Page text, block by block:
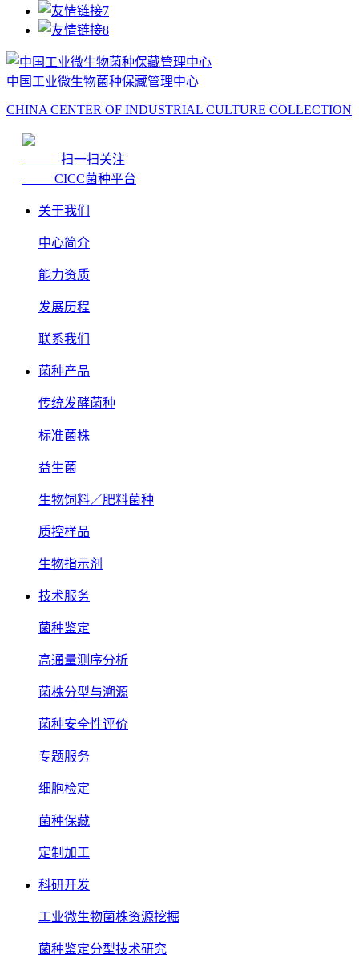
中国工业微生物菌种保藏管理中心
CHINA CENTER OF INDUSTRIAL CULTURE COLLECTION
扫一扫关注
CICC菌种平台
关于我们
中心简介
能力资质
发展历程
联系我们
菌种产品
传统发酵菌种
标准菌株
益生菌
生物饲料／肥料菌种
质控样品
生物指示剂
技术服务
菌种鉴定
高通量测序分析
菌株分型与溯源
菌种安全性评价
专题服务
细胞检定
菌种保藏
定制加工
科研开发
工业微生物菌株资源挖掘
菌种鉴定分型技术研究